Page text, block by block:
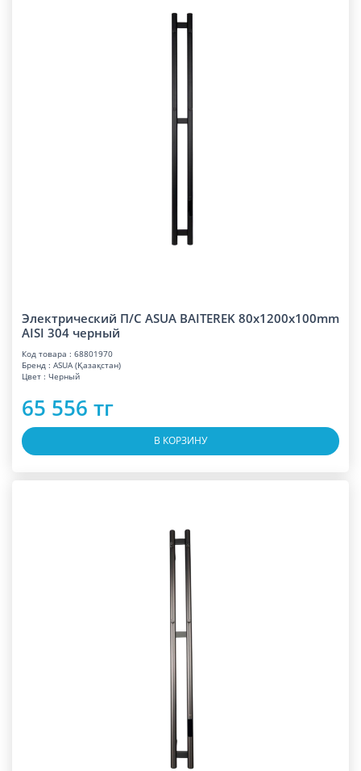
Электрический П/С ASUA BAITEREK 80x1200x100mm
AISI 304 черный
Код товара : 68801970
Бренд : ASUA (Қазақстан)
Цвет : Черный
65 556 тг
В КОРЗИНУ